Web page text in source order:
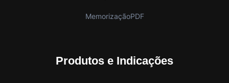
MemorizaçãoPDF
Produtos e Indicações